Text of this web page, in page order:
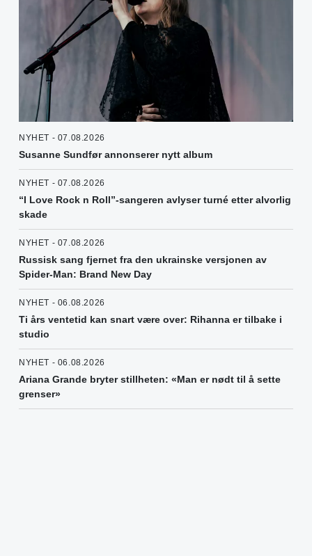
NYHET - 07.08.2026
Susanne Sundfør annonserer nytt album
NYHET - 07.08.2026
“I Love Rock n Roll”-sangeren avlyser turné etter alvorlig
skade
NYHET - 07.08.2026
Russisk sang fjernet fra den ukrainske versjonen av
Spider-Man: Brand New Day
NYHET - 06.08.2026
Ti års ventetid kan snart være over: Rihanna er tilbake i
studio
NYHET - 06.08.2026
Ariana Grande bryter stillheten: «Man er nødt til å sette
grenser»